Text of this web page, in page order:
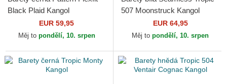
Black Plaid Kangol
EUR 59,95
Měj to pondělí, 10. srpen
507 Moonstruck Kangol
EUR 64,95
Měj to pondělí, 10. srpen